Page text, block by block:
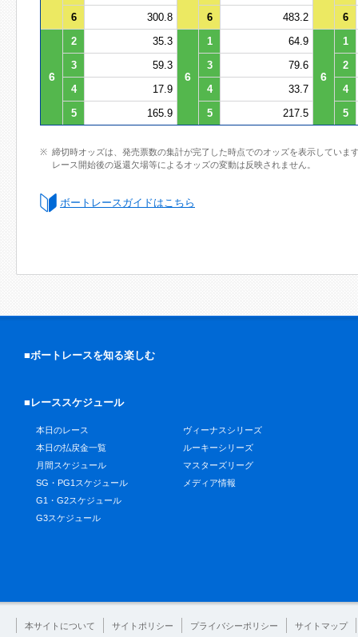
6
300.8 6 483.2 6
6
2 35.3
6
1 64.9
6
1
3
59.3 3 79.6
2
4
17.9 4 33.7
4
5
165.9 5 217.5 5
締切時オッズは、発売票数の集計が完了した時点でのオッズを表示していま
レース開始後の返還欠場等によるオッズの変動は反映されません。
ボートレースガイドはこちら
■ボートレースを知る楽しむ
■レーススケジュール
本日のレース
本日の払戻金一覧
月間スケジュール
SG・PG1スケジュール
G1・G2スケジュール
G3スケジュール
ヴィーナスシリーズ
ルーキーシリーズ
マスターズリーグ
メディア情報
本サイトについて サイトポリシー プライバシーポリシー サイトマップ